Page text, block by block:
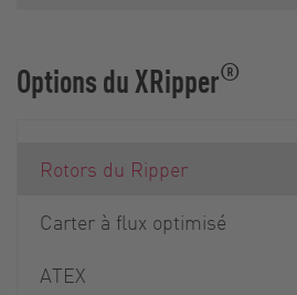
Options du XRipper®
Rotors du Ripper
Carter à flux optimisé
ATEX